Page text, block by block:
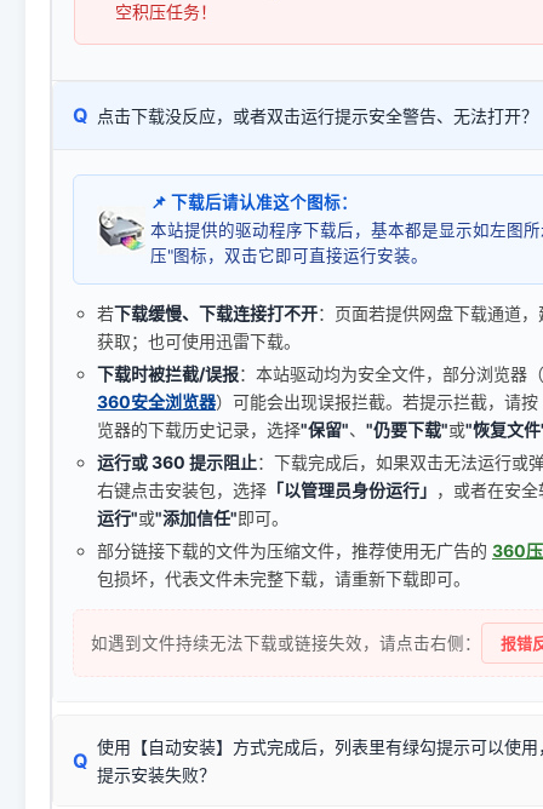
空积压任务！
Q 点击下载没反应，或者双击运行提示安全警告、无法打开？
📌 下载后请认准这个图标：
本站提供的驱动程序下载后，基本都是显示如左图
压"图标，双击它即可直接运行安装。
若下载缓慢、下载连接打不开：页面若提供网盘下载通道
获取；也可使用迅雷下载。
下载时被拦截/误报：本站驱动均为安全文件，部分浏览器
360安全浏览器）可能会出现误报拦截。若提示拦截，请按
览器的下载历史记录，选择"保留"、 "仍要下载"或"恢复文
运行或 360 提示阻止：下载完成后，如果双击无法运行或
右键点击安装包，选择 「以管理员身份运行」 ，或者在安
运行"或"添加信任"即可。
部分链接下载的文件为压缩文件，推荐使用无广告的 360
包损坏，代表文件未完整下载，请重新下载即可。
如遇到文件持续无法下载或链接失效，请点击右侧： 报错
Q
使用【自动安装】方式完成后，列表里有绿勾提示可以使
提示安装失败？